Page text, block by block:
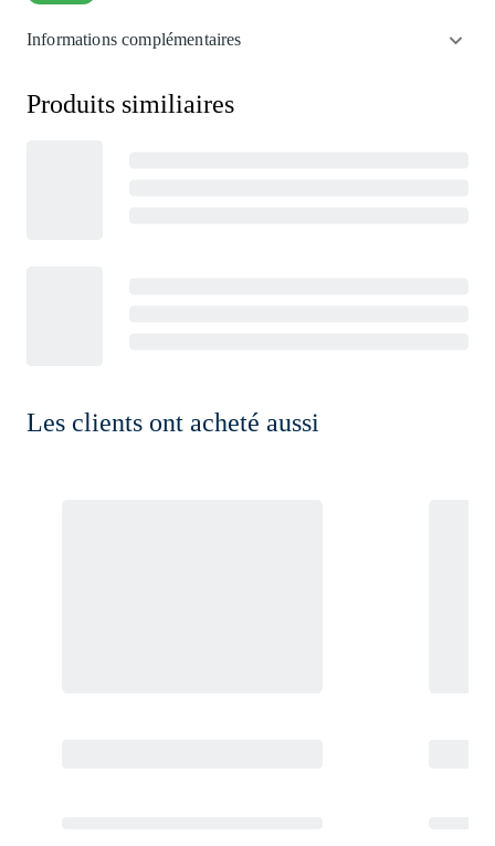
Informations complémentaires
Produits similiaires
Les clients ont acheté aussi